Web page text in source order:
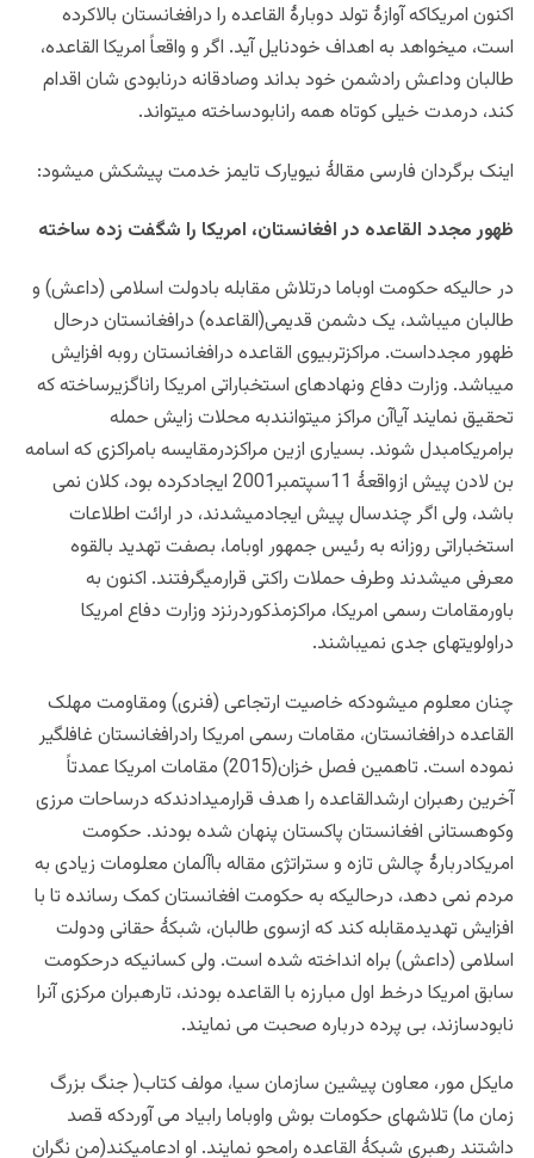
اکنون امریکاکه آوازۀ تولد دوبارۀ القاعده را درافغانستان بالاکرده
است، میخواهد به اهداف خودنایل آید. اگر و واقعاً امریکا القاعده،
طالبان وداعش رادشمن خود بداند وصادقانه درنابودی شان اقدام
کند، درمدت خیلی کوتاه همه رانابودساخته میتواند.
اینک برگردان فارسی مقالۀ نیویارک تایمز خدمت پیشکش میشود:
ظهور مجدد القاعده در افغانستان، امریکا را شگفت زده ساخته
در حالیکه حکومت اوباما درتلاش مقابله بادولت اسلامی (داعش) و
طالبان میباشد، یک دشمن قدیمی(القاعده) درافغانستان درحال
ظهور مجدداست. مراکزتربیوی القاعده درافغانستان روبه افزایش
میباشد. وزارت دفاع ونهادهای استخباراتی امریکا راناگزیرساخته که
تحقیق نمایند آیاآن مراکز میتوانندبه محلات زایش حمله
برامریکامبدل شوند. بسیاری ازین مراکزدرمقایسه بامراکزی که اسامه
بن لادن پیش ازواقعۀ 11سپتمبر2001 ایجادکرده بود، کلان نمی
باشد، ولی اگر چندسال پیش ایجادمیشدند، در ارائت اطلاعات
استخباراتی روزانه به رئیس جمهور اوباما، بصفت تهدید بالقوه
معرفی میشدند وطرف حملات راکتی قرارمیگرفتند. اکنون به
باورمقامات رسمی امریکا، مراکزمذکوردرنزد وزارت دفاع امریکا
دراولویتهای جدی نمیباشند.
چنان معلوم میشودکه خاصیت ارتجاعی (فنری) ومقاومت مهلک
القاعده درافغانستان، مقامات رسمی امریکا رادرافغانستان غافلگیر
نموده است. تاهمین فصل خزان(2015) مقامات امریکا عمدتاً
آخرین رهبران ارشدالقاعده را هدف قرارمیدادندکه درساحات مرزی
وکوهستانی افغانستان پاکستان پنهان شده بودند. حکومت
امریکادربارۀ چالش تازه و ستراتژی مقاله باآلمان معلومات زیادی به
مردم نمی دهد، درحالیکه به حکومت افغانستان کمک رسانده تا با
افزایش تهدیدمقابله کند که ازسوی طالبان، شبکۀ حقانی ودولت
اسلامی (داعش) براه انداخته شده است. ولی کسانیکه درحکومت
سابق امریکا درخط اول مبارزه با القاعده بودند، تارهبران مرکزی آنرا
نابودسازند، بی پرده درباره صحبت می نمایند.
مایکل مور، معاون پیشین سازمان سیا، مولف کتاب( جنگ بزرگ
زمان ما) تلاشهای حکومات بوش واوباما رابیاد می آوردکه قصد
داشتند رهبری شبکۀ القاعده رامحو نمایند. او ادعامیکند(من نگران